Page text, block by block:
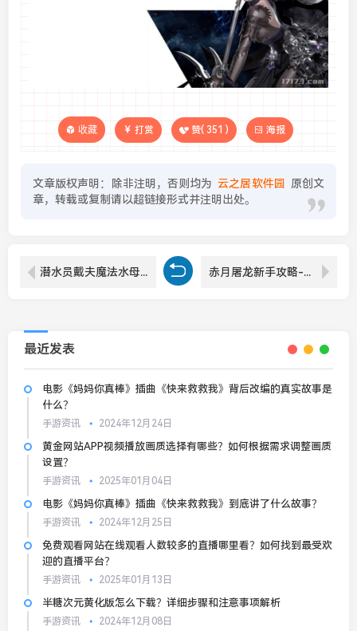
收藏 打赏 赞( 351 ) 海报
文章版权声明：除非注明，否则均为 云之居软件园
原创文
章，转载或复制请以超链接形式并注明出处。
潜水员戴夫魔法水母怎么抓-潜水员戴夫魔法水母捕获攻略 赤月屠龙新手攻略-赤月屠龙新手怎么玩
最近发表
电影《妈妈你真棒》插曲《快来救救我》背后改编的真实故事是
什么？
手游资讯 2024年12月24日
黄金网站APP视频播放画质选择有哪些？如何根据需求调整画质
设置？
手游资讯 2025年01月04日
电影《妈妈你真棒》插曲《快来救救我》到底讲了什么故事？
手游资讯 2024年12月25日
免费观看网站在线观看人数较多的直播哪里看？如何找到最受欢
迎的直播平台？
手游资讯 2025年01月13日
半糖次元黄化版怎么下载？详细步骤和注意事项解析
手游资讯 2024年12月08日